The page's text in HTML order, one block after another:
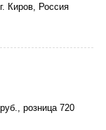
Киров, Россия
розница 720